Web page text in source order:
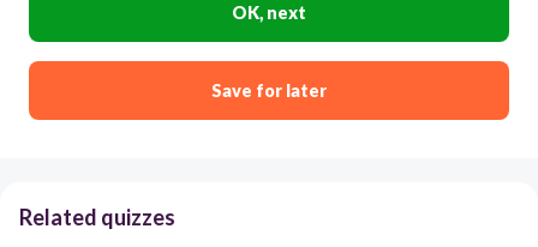
OK, next
Save for later
Related quizzes